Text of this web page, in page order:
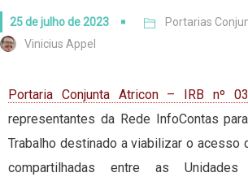
25 de julho de 2023
Portarias
Vinicius Appel
Portaria Conjunta Atricon – IRB nº
representantes da Rede InfoContas
Trabalho destinado a viabilizar o acesso
compartilhadas entre as